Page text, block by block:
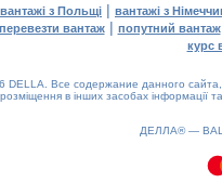
вантажі з Польщі | вантажі з
перевезти вантаж| попутний вантаж
курс
DELLA. Все содержание данного
в інших засобах інформації
ДЕЛЛА® —